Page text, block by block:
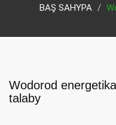
BAŞ SAHYPA
Wodorod
talaby